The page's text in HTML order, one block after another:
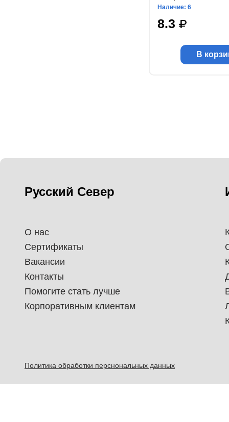
Наличие: 6
8.3
В
Русский Север
О нас
Сертификаты
Вакансии
Контакты
Помогите стать лучше
Корпоративным клиентам
Политика обработки перснональных данных